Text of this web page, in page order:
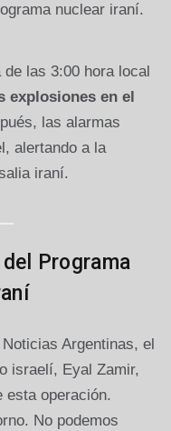
nuclear iraní.
las 3:00 hora local
explosiones en el
las alarmas
alertando a la
iraní.
Programa
Argentinas, el
israelí, Eyal Zamir,
esta operación.
No podemos